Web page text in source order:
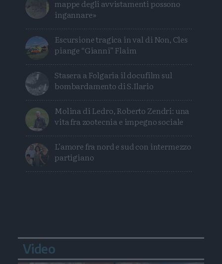
mappe degli avvistamenti possono
ingannare»
Escursione tragica in val di Non, Cles
piange “Gianni” Flaim
Stasera a Folgaria il docufilm sul
bombardamento di S.Ilario
Molina di Ledro, Roberto Zendri: una
vita fra zootecnia e impegno sociale
L’amore fra nord e sud con intermezzo
partigiano
Video